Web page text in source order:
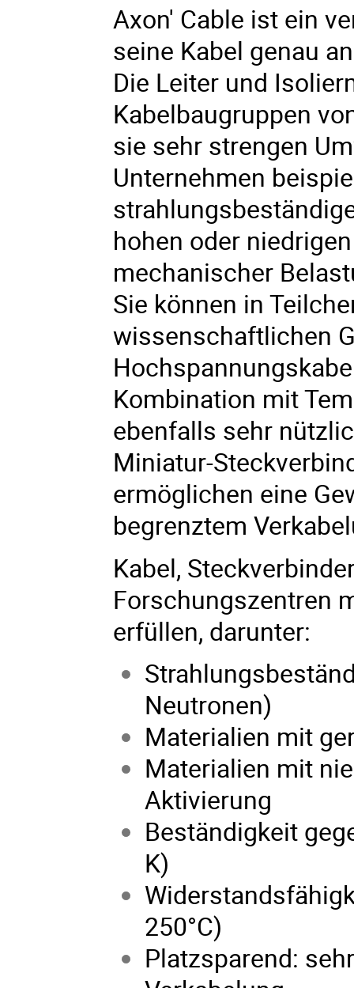
Axon' Cable ist ein
seine Kabel genau
Die Leiter und
Kabelbaugruppen
sie sehr strengen
Unternehmen
hohen oder
mechanischer
Sie können in
wissenschaftlichen
Kombination mit
ebenfalls sehr
Miniatur-
ermöglichen eine
begrenztem
Kabel,
Forschungszentren
erfüllen, darunter:
Neutronen)
Materialien mit
Materialien mit
Aktivierung
Beständigkeit
K)
250°C)
Platzsparend: